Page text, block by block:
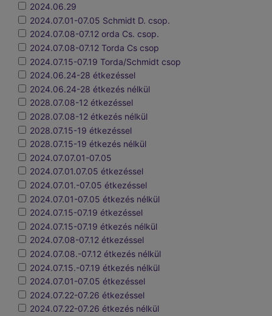
2024.06.29
2024.07.01-07.05 Schmidt D. csop.
2024.07.08-07.12 orda Cs. csop.
2024.07.08-07.12 Torda Cs csop
2024.07.15-07.19 Torda/Schmidt csop
2024.06.24-28 étkezéssel
2024.06.24-28 étkezés nélkül
2028.07.08-12 étkezéssel
2028.07.08-12 étkezés nélkül
2028.07.15-19 étkezéssel
2028.07.15-19 étkezés nélkül
2024.07.07.01-07.05
2024.07.01.07.05 étkezéssel
2024.07.01.-07.05 étkezéssel
2024.07.01-07.05 étkezés nélkül
2024.07.15-07.19 étkezéssel
2024.07.15-07.19 étkezés nélkül
2024.07.08-07.12 étkezéssel
2024.07.08.-07.12 étkezés nélkül
2024.07.15.-07.19 étkezés nélkül
2024.07.01-07.05 étkezéssel
2024.07.22-07.26 étkezéssel
2024.07.22-07.26 étkezés nélkül